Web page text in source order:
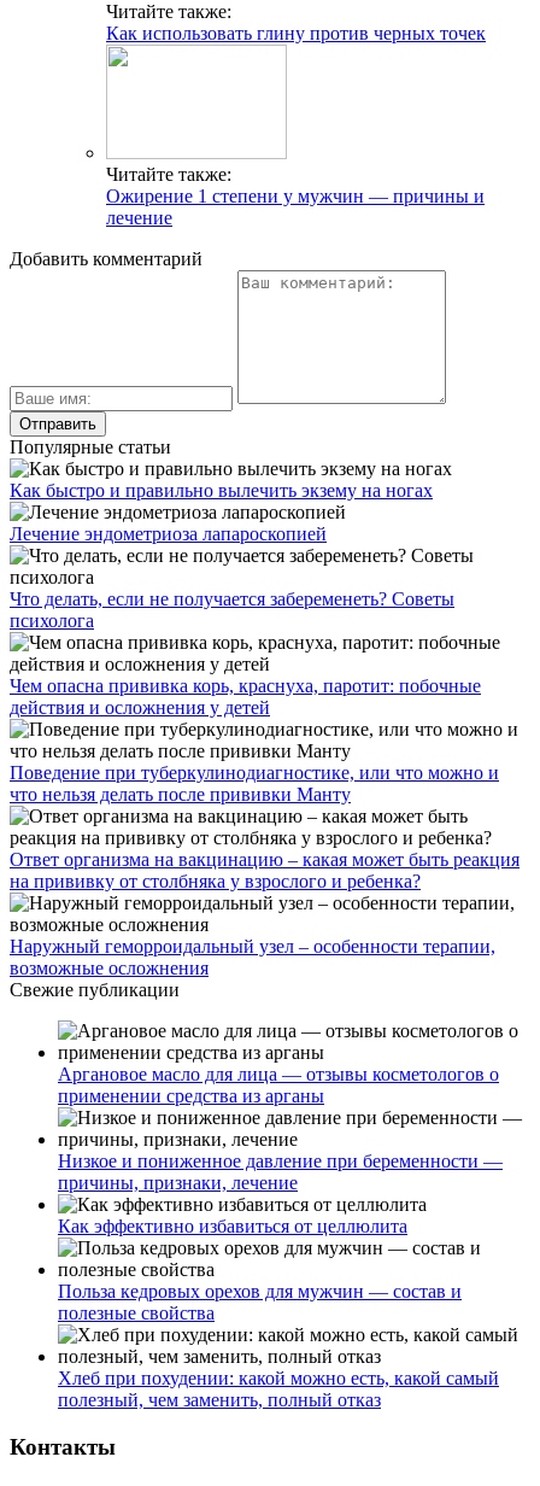
Читайте также:
Как использовать глину против черных точек
Читайте также:
Ожирение 1 степени у мужчин — причины и
лечение
Добавить комментарий
Популярные статьи
Как быстро и правильно вылечить экзему на ногах
Лечение эндометриоза лапароскопией
Что делать, если не получается забеременеть? Советы
психолога
Чем опасна прививка корь, краснуха, паротит: побочные
действия и осложнения у детей
Поведение при туберкулинодиагностике, или что можно и
что нельзя делать после прививки Манту
Ответ организма на вакцинацию – какая может быть реакция
на прививку от столбняка у взрослого и ребенка?
Наружный геморроидальный узел – особенности терапии,
возможные осложнения
Свежие публикации
Аргановое масло для лица — отзывы косметологов о
применении средства из арганы
Низкое и пониженное давление при беременности —
причины, признаки, лечение
Как эффективно избавиться от целлюлита
Польза кедровых орехов для мужчин — состав и
полезные свойства
Хлеб при похудении: какой можно есть, какой самый
полезный, чем заменить, полный отказ
Контакты